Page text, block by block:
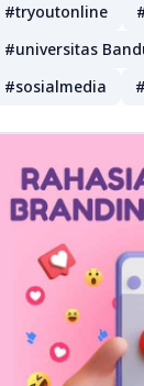
#tryoutonline
#universitas
#sosialmedia